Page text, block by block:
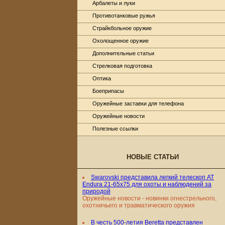
Арбалеты и луки
Противотанковые ружья
Страйкбольное оружие
Охолощенное оружие
Дополнительные статьи
Стрелковая подготовка
Оптика
Боеприпасы
Оружейные заставки для телефона
Оружейные новости
Полезные ссылки
НОВЫЕ СТАТЬИ
Swarovski представила легкий телескоп AT
Endura 21-65x75 для охоты и наблюдений за
природой
Оружейные новости - новинки огнестрельного,
охотничьего и травматического оружия
В честь 500-летия Beretta представлен